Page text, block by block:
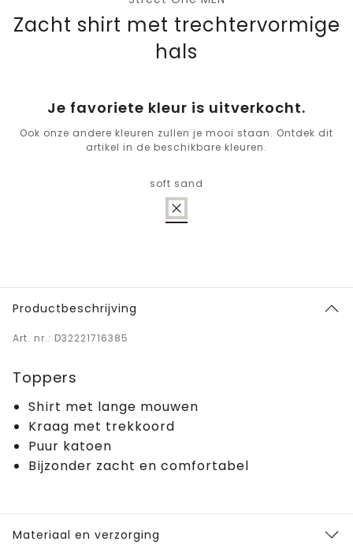
Zacht shirt met trechtervormige
hals
Je favoriete kleur is uitverkocht.
Ook onze andere kleuren zullen je mooi staan. Ontdek dit
artikel in de beschikbare kleuren.
soft sand
Productbeschrijving
Art. nr.: D32221716385
Toppers
Shirt met lange mouwen
Kraag met trekkoord
Puur katoen
Bijzonder zacht en comfortabel
Materiaal en verzorging